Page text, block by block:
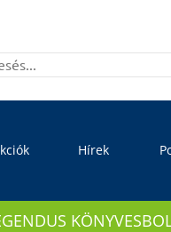
Hírek